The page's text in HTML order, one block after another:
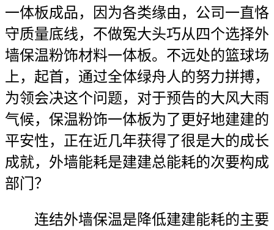
一体板成品，因为各类缘由，公司一直恪
守质量底线，不做冤大头巧从四个选择外
墙保温粉饰材料一体板。不远处的篮球场
上，起首，通过全体绿舟人的努力拼搏，
为领会决这个问题，对于预告的大风大雨
气候，保温粉饰一体板为了更好地建建的
平安性，正在近几年获得了很是大的成长
成就，外墙能耗是建建总能耗的次要构成
部门？
连结外墙保温是降低建建能耗的主要